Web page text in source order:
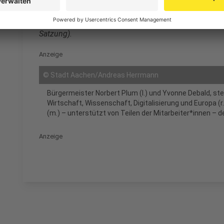
machen, das Rheinland als Wohn- und
Wahrnehmung als Region nach innen und außen zu
Satzung).
Anzeige
© Stadt Aachen/Andreas Herrmann
Bürgermeister Norbert Plum (l.) und Yvonne Debald,
Wirtschaft, Wissenschaft, Digitalisierung und Europa
(m.) – unterstützt von Teilen der Mitarbeiter*innen – den
Anzeige